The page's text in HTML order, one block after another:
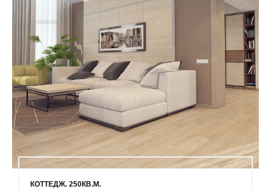
КОТТЕДЖ. 250КВ.М.